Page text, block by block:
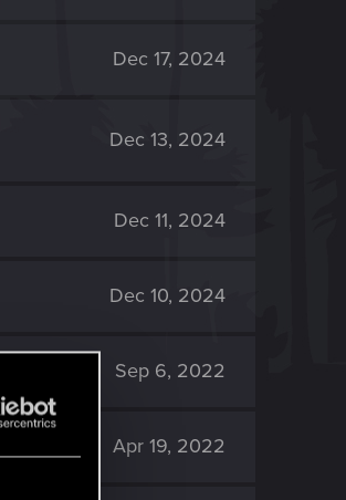
Dec 17, 2024
Dec 13, 2024
Dec 11, 2024
Dec 10, 2024
Sep 6, 2022
Apr 19, 2022